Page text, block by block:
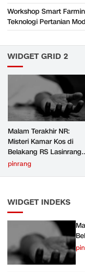
Workshop Smart
Teknologi Pertanian
WIDGET GRID 2
Malam Terakhir NR:
Misteri Kamar Kos di
Belakang RS Lasinrang
Pinrang
pinrang
WIDGET INDEKS